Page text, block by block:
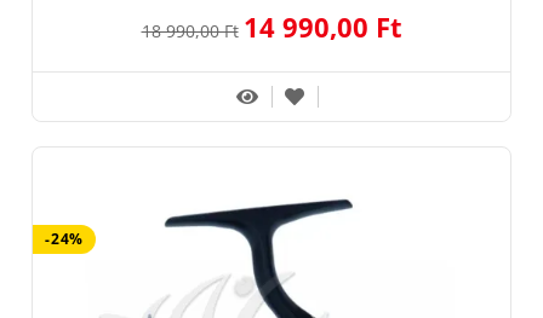
18 990,00 Ft 14 990,00 Ft
-24%